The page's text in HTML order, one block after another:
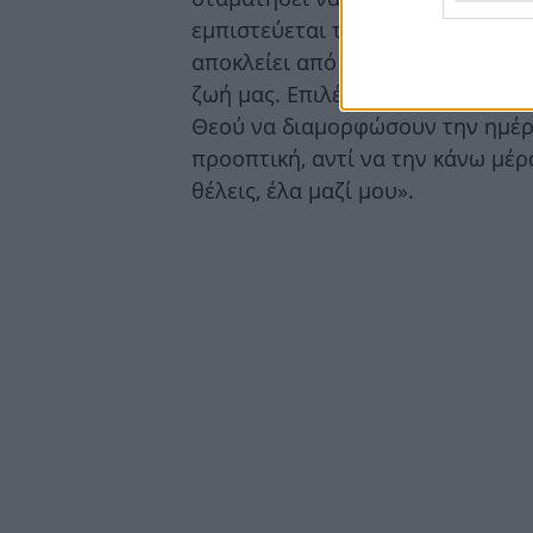
εμπιστεύεται τη χάρη του Θεού
αποκλείει από το να βιώσουμε
ζωή μας. Επιλέγω σήμερα να
Θεού να διαμορφώσουν την
προοπτική, αντί να την κάνω
θέλεις, έλα μαζί μου».